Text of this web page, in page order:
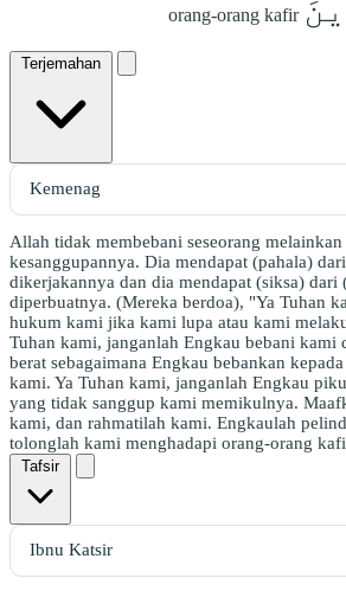
orang-orang kafir
Terjemahan
Allah tidak membebani seseorang melainkan
kesanggupannya. Dia mendapat (pahala)
dikerjakannya dan dia mendapat (siksa) dari
diperbuatnya. (Mereka berdoa), "Ya Tuhan
hukum kami jika kami lupa atau kami
Tuhan kami, janganlah Engkau bebani kami
berat sebagaimana Engkau bebankan
kami. Ya Tuhan kami, janganlah Engkau
yang tidak sanggup kami memikulnya.
kami, dan rahmatilah kami. Engkaulah
tolonglah kami menghadapi orang-orang
Tafsir